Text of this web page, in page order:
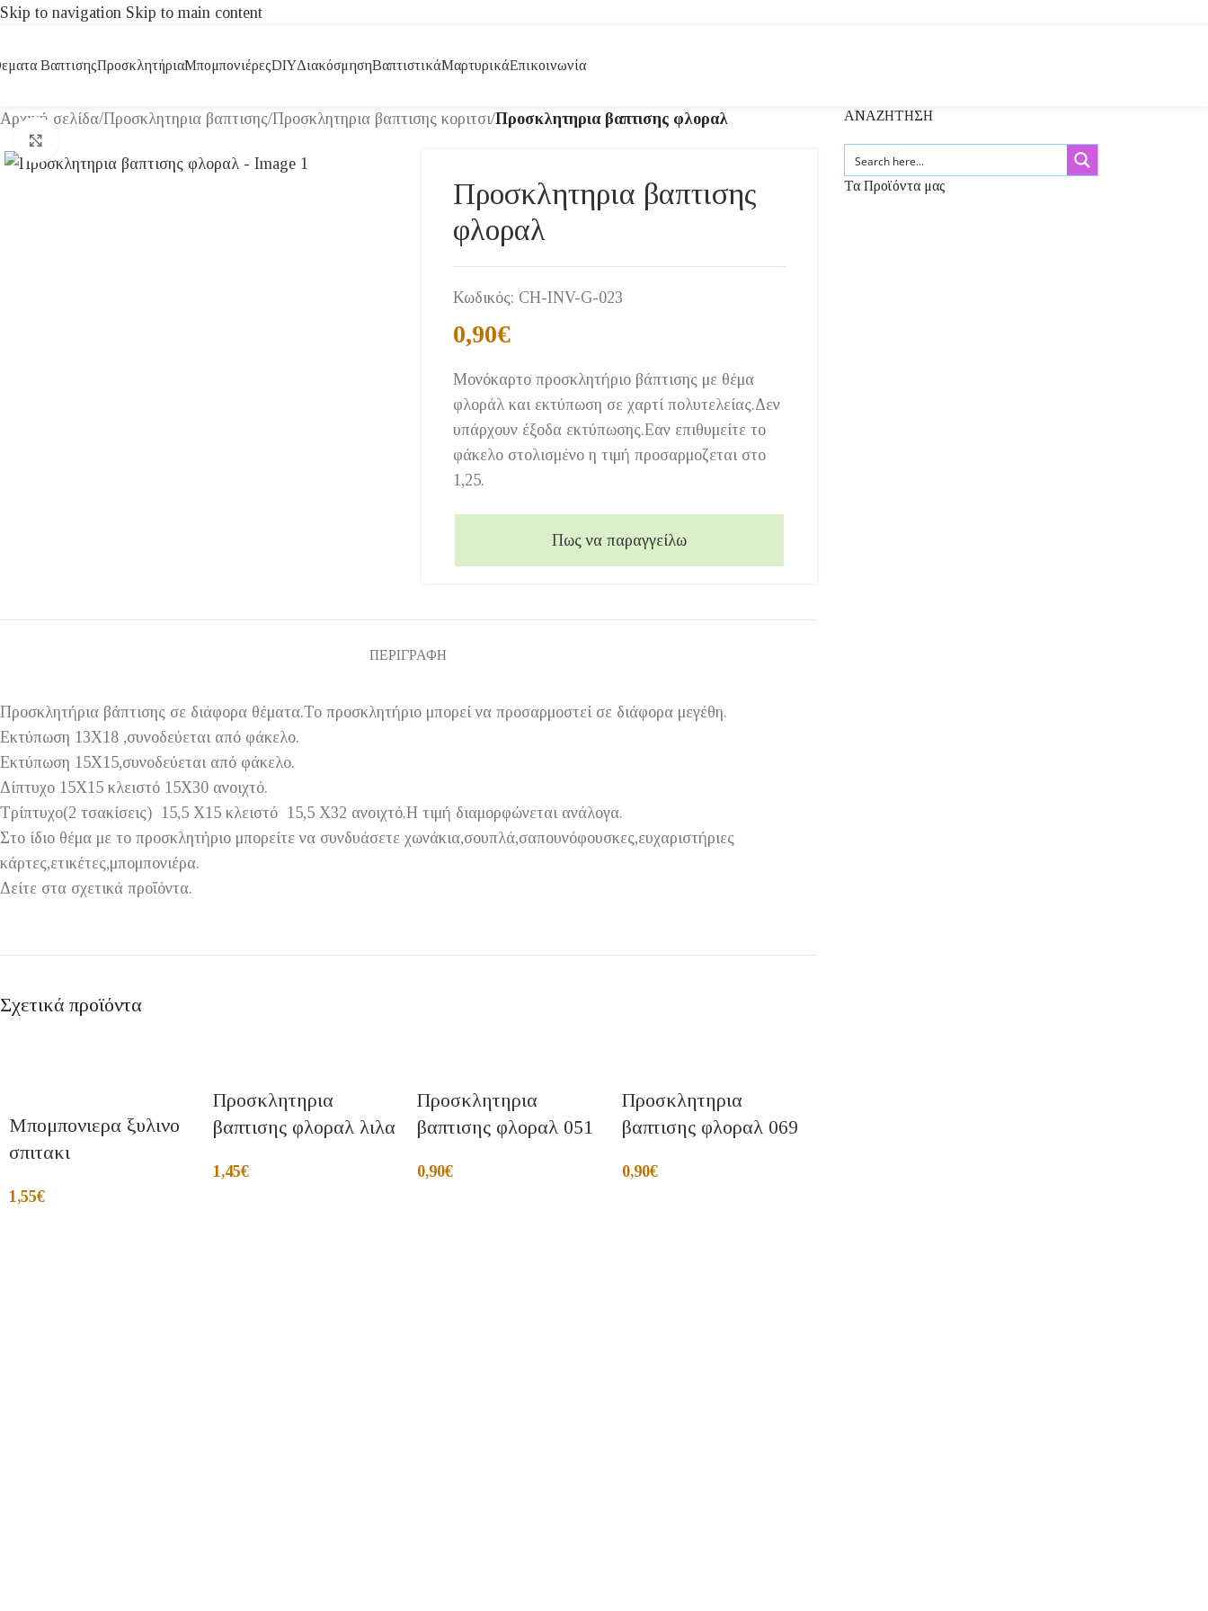
Skip to navigation Skip to main content
ΒαπτισηςΠροσκλητήριαΜπομπονιέρεςDIYΔιακόσμησηΒαπτιστικάΜαρτυρικάΕπικοινωνία
Αρχική σελίδα/Προσκλητηρια βαπτισης/Προσκλητηρια βαπτισης κοριτσι/Προσκλητηρια βαπτισης φλοραλ
Προσκλητηρια βαπτισης
φλοραλ
Κωδικός: CH-INV-G-023
0,90€
Μονόκαρτο προσκλητήριο βάπτισης με θέμα
φλοράλ και εκτύπωση σε χαρτί πολυτελείας.Δεν
υπάρχουν έξοδα εκτύπωσης.Εαν επιθυμείτε το
φάκελο στολισμένο η τιμή προσαρμοζεται στο
1,25.
Πως να παραγγείλω
ΠΕΡΙΓΡΑΦΉ
Προσκλητήρια βάπτισης σε διάφορα θέματα.Το προσκλητήριο μπορεί να προσαρμοστεί σε διάφορα μεγέθη.
Εκτύπωση 13Χ18 ,συνοδεύεται από φάκελο.
Εκτύπωση 15Χ15,συνοδεύεται από φάκελο.
Δίπτυχο 15Χ15 κλειστό 15Χ30 ανοιχτό.
Τρίπτυχο(2 τσακίσεις) 15,5 Χ15 κλειστό 15,5 Χ32 ανοιχτό.Η τιμή διαμορφώνεται ανάλογα.
Στο ίδιο θέμα με το προσκλητήριο μπορείτε να συνδυάσετε χωνάκια,σουπλά,σαπουνόφουσκες,ευχαριστήριες
κάρτες,ετικέτες,μπομπονιέρα.
Δείτε στα σχετικά προΐόντα.
Σχετικά προϊόντα
Μπομπονιερα ξυλινο
σπιτακι
1,55€
Προσκλητηρια
βαπτισης φλοραλ λιλα
1,45€
Προσκλητηρια
βαπτισης φλοραλ 051
0,90€
Προσκλητηρια
βαπτισης φλοραλ 069
0,90€
ΑΝΑΖΗΤΗΣΗ
Τα Προϊόντα μας